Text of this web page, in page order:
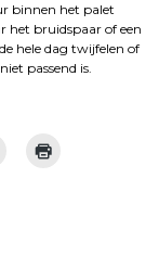
binnen het palet
het bruidspaar of een
hele dag twijfelen of
passend is.